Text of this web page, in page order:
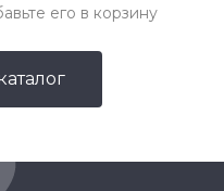
его в корзину